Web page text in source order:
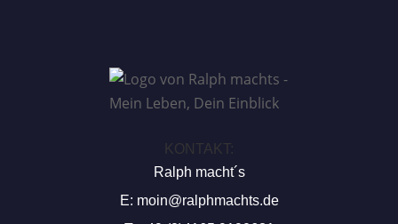
KONTAKT:
Ralph macht´s
E: moin@ralphmachts.de